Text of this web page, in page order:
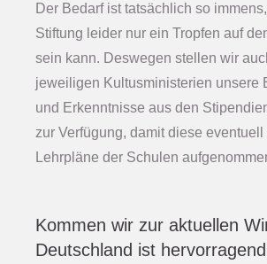
Der Bedarf ist tatsächlich so
Stiftung leider nur ein Tropfen auf
sein kann. Deswegen stellen wir
jeweiligen Kultusministerien unsere
und Erkenntnisse aus den
zur Verfügung, damit diese eventuell
Lehrpläne der Schulen
Kommen wir zur aktuellen
Deutschland ist